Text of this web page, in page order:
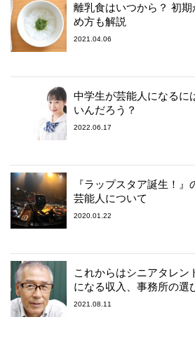
離乳食はいつから？ 初
め方も解説
2021.04.06
中学生が芸能人になるに
いんだろう？
2022.06.17
『ラップスタア誕生！』
芸能人について
2020.01.22
これからはシニアタレン
になる収入、事務所の選
2021.08.11